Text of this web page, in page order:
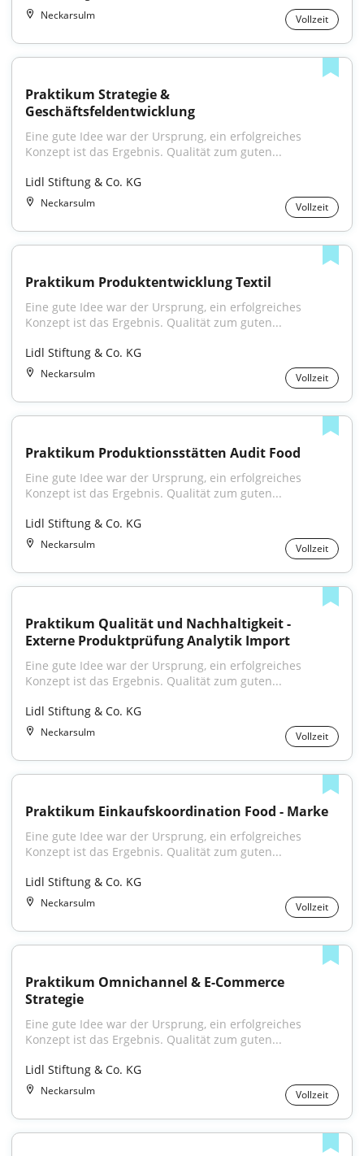
Neckarsulm Vollzeit
Praktikum Strategie &
Geschäftsfeldentwicklung
Eine gute Idee war der Ursprung, ein erfolgreiches
Konzept ist das Ergebnis. Qualität zum guten...
Lidl Stiftung & Co. KG
Neckarsulm Vollzeit
Praktikum Produktentwicklung Textil
Eine gute Idee war der Ursprung, ein erfolgreiches
Konzept ist das Ergebnis. Qualität zum guten...
Lidl Stiftung & Co. KG
Neckarsulm Vollzeit
Praktikum Produktionsstätten Audit Food
Eine gute Idee war der Ursprung, ein erfolgreiches
Konzept ist das Ergebnis. Qualität zum guten...
Lidl Stiftung & Co. KG
Neckarsulm Vollzeit
Praktikum Qualität und Nachhaltigkeit -
Externe Produktprüfung Analytik Import
Eine gute Idee war der Ursprung, ein erfolgreiches
Konzept ist das Ergebnis. Qualität zum guten...
Lidl Stiftung & Co. KG
Neckarsulm Vollzeit
Praktikum Einkaufskoordination Food - Marke
Eine gute Idee war der Ursprung, ein erfolgreiches
Konzept ist das Ergebnis. Qualität zum guten...
Lidl Stiftung & Co. KG
Neckarsulm Vollzeit
Praktikum Omnichannel & E-Commerce
Strategie
Eine gute Idee war der Ursprung, ein erfolgreiches
Konzept ist das Ergebnis. Qualität zum guten...
Lidl Stiftung & Co. KG
Neckarsulm Vollzeit